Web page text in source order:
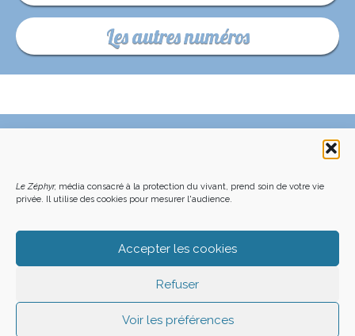
Le Zéphyr, média consacré à la protection du vivant, prend soin de votre vie
privée. Il utilise des cookies pour mesurer l'audience.
Accepter les cookies
Refuser
Voir les préférences
Les autres numéros
ACHETER LE DERNIER NUMÉRO
PODCAST EN FORÊT
OÙ NOUS TROUVER
NEWSLETTER
Z LE ZÉPHYR - 2026